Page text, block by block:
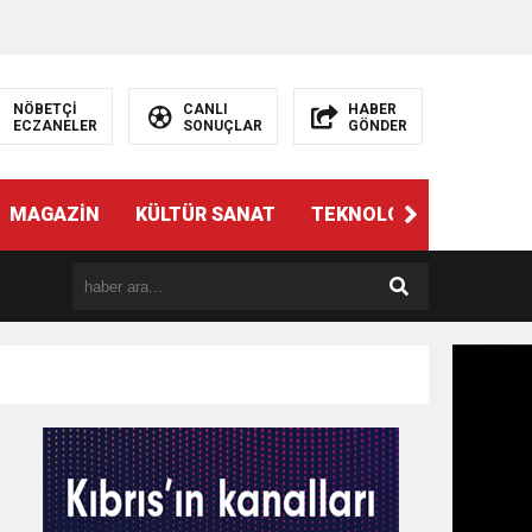
NÖBETÇİ
ECZANELER
CANLI
SONUÇLAR
HABER
GÖNDER
MAGAZİN KÜLTÜR SANAT TEKNOLOJİ